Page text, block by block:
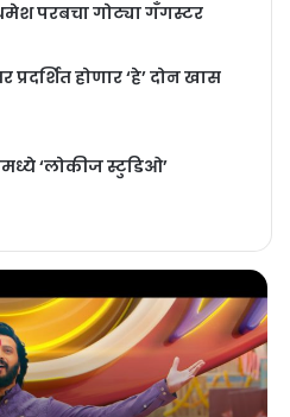
परबचा गोट्या गँगस्टर
होणार ‘हे’ दोन खास
‘लोकीज स्टुडिओ’